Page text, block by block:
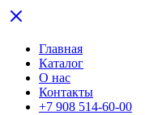
Главная
Каталог
О нас
Контакты
+7 908 514-60-00